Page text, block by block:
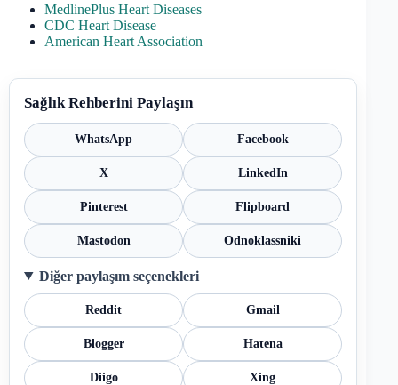
MedlinePlus Heart Diseases
CDC Heart Disease
American Heart Association
Sağlık Rehberini Paylaşın
WhatsApp Facebook
X LinkedIn
Pinterest Flipboard
Mastodon Odnoklassniki
Diğer paylaşım seçenekleri
Reddit Gmail
Blogger Hatena
Diigo Xing